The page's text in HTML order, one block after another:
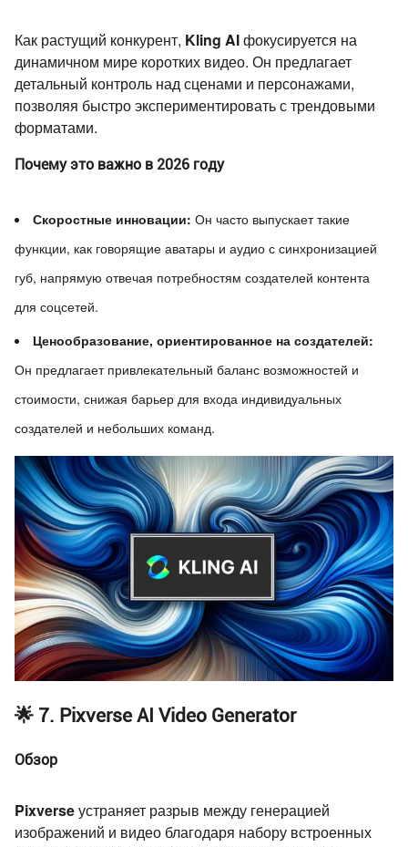
Как растущий конкурент, Kling AIфокусируется на
динамичном мире коротких видео. Он предлагает
детальный контроль над сценами и персонажами,
позволяя быстро экспериментировать с трендовыми
форматами.
Почему это важно в 2026 году
Скоростные инновации: Он часто выпускает такие
функции, как говорящие аватары и аудио с синхронизацией
губ, напрямую отвечая потребностям создателей контента
для соцсетей.
Ценообразование, ориентированное на создателей:
Он предлагает привлекательный баланс возможностей и
стоимости, снижая барьер для входа индивидуальных
создателей и небольших команд.
🌟 7. Pixverse AI Video Generator
Обзор
Pixverseустраняет разрыв между генерацией
изображений и видео благодаря набору встроенных